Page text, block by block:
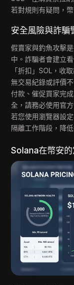
若對規則有疑問，
安全風險與詐騙
假賣家與釣魚攻擊
中。詐騙者會建立
「折扣」SOL，收
無交易紀錄或評價
付款、催促買家完
全，請務必使用官
若您使用瀏覽器設
隔離工作階段，降
Solana在幣安